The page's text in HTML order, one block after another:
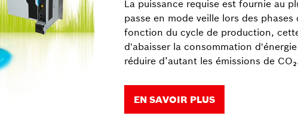
La puissance requise est fournie au
passe en mode veille lors des phases
fonction du cycle de production,
d'abaisser la consommation
réduire d’autant les émissions de
EN SAVOIR PLUS